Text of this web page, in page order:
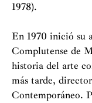
1978).
En 1970 inició su
Complutense de
historia del arte
más tarde,
Contemporáneo.